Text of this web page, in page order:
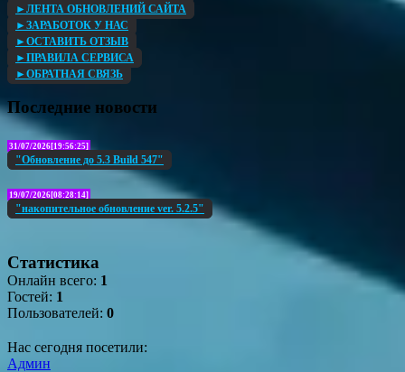
►ЛЕНТА ОБНОВЛЕНИЙ САЙТА
►ЗАРАБОТОК У НАС
►ОСТАВИТЬ ОТЗЫВ
►ПРАВИЛА СЕРВИСА
►ОБРАТНАЯ СВЯЗЬ
Последние новости
31/07/2026[19:56:25]
"Обновление до 5.3 Build 547"
19/07/2026[08:28:14]
"накопительное обновление ver. 5.2.5"
Статистика
Онлайн всего: 1
Гостей: 1
Пользователей: 0
Нас сегодня посетили:
Админ